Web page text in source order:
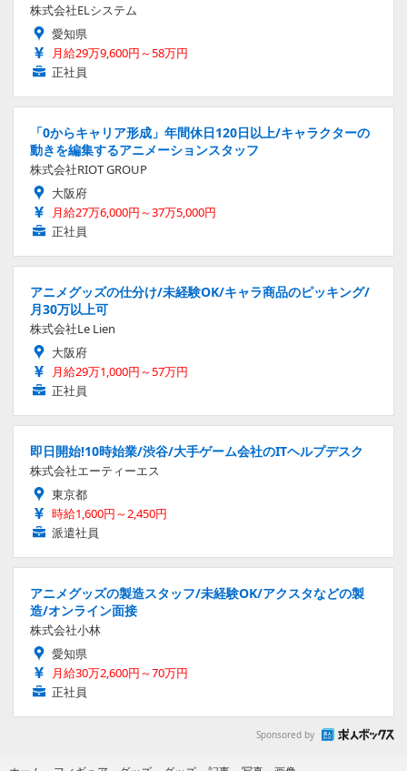
株式会社ELシステム
愛知県
月給29万9,600円～58万円
正社員
「0からキャリア形成」年間休日120日以上/キャラクターの
動きを編集するアニメーションスタッフ
株式会社RIOT GROUP
大阪府
月給27万6,000円～37万5,000円
正社員
アニメグッズの仕分け/未経験OK/キャラ商品のピッキング/
月30万以上可
株式会社Le Lien
大阪府
月給29万1,000円～57万円
正社員
即日開始!10時始業/渋谷/大手ゲーム会社のITヘルプデスク
株式会社エーティーエス
東京都
時給1,600円～2,450円
派遣社員
アニメグッズの製造スタッフ/未経験OK/アクスタなどの製
造/オンライン面接
株式会社小林
愛知県
月給30万2,600円～70万円
正社員
Sponsored by